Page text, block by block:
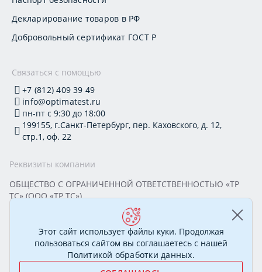
Декларирование товаров в РФ
Добровольный сертификат ГОСТ Р
Связаться с помощью
+7 (812) 409 39 49
info@optimatest.ru
пн-пт с 9:30 до 18:00
199155, г.Санкт-Петербург, пер. Каховского, д. 12,
стр.1, оф. 22
Реквизиты компании
ОБЩЕСТВО С ОГРАНИЧЕННОЙ ОТВЕТСТВЕННОСТЬЮ «ТР
ТС» (ООО «ТР ТС»)
Юридический адрес: 199155, г. Санкт-Петербург, пер.
Каховского, д. 12, стр. 1, помещение 22-Н
ИНН 7813295032 КПП 780101001 ОГРН 1177847388894
ОКПО 20395319 Генеральный директор: Соколова Алёна
Этот сайт использует файлы куки. Продолжая
пользоваться сайтом вы соглашаетесь с нашей
Политикой обработки данных.